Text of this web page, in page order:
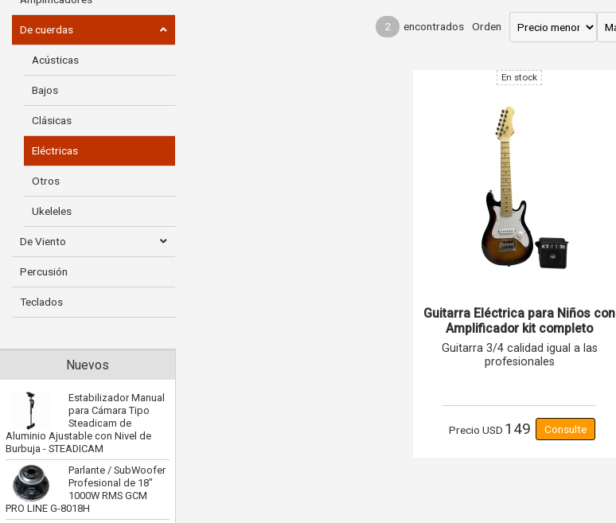
De cuerdas
Acústicas
Bajos
Clásicas
Eléctricas
Otros
Ukeleles
De Viento
Percusión
Teclados
Nuevos
Estabilizador Manual
para Cámara Tipo
Steadicam de
Aluminio Ajustable con Nivel de
Burbuja - STEADICAM
Parlante / SubWoofer
Profesional de 18"
1000W RMS GCM
PRO LINE G-8018H
2 encontrados Orden
En stock
Guitarra Eléctrica para Niños con
Amplificador kit completo
Guitarra 3/4 calidad igual a las
profesionales
Precio USD 149